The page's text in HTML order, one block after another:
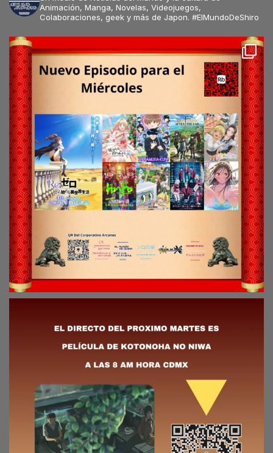
Animación, Manga, Novelas, Videojuegos,
Colaboraciones, geek y más de Japon. #ElMundoDeShiro